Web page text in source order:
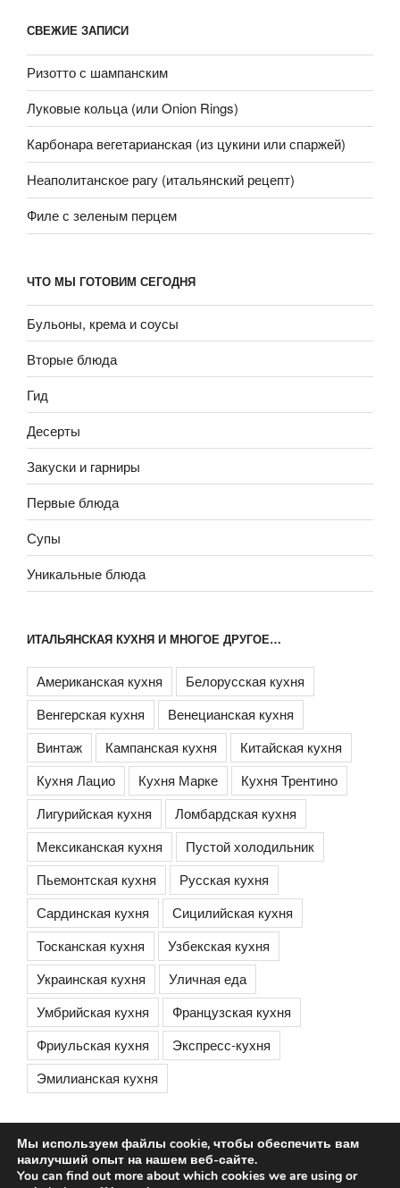
СВЕЖИЕ ЗАПИСИ
Ризотто с шампанским
Луковые кольца (или Onion Rings)
Карбонара вегетарианская (из цукини или спаржей)
Неаполитанское рагу (итальянский рецепт)
Филе с зеленым перцем
ЧТО МЫ ГОТОВИМ СЕГОДНЯ
Бульоны, крема и соусы
Вторые блюда
Гид
Десерты
Закуски и гарниры
Первые блюда
Супы
Уникальные блюда
ИТАЛЬЯНСКАЯ КУХНЯ И МНОГОЕ ДРУГОЕ…
Американская кухня
Белорусская кухня
Венгерская кухня
Венецианская кухня
Винтаж
Кампанская кухня
Китайская кухня
Кухня Лацио
Кухня Марке
Кухня Трентино
Лигурийская кухня
Ломбардская кухня
Мексиканская кухня
Пустой холодильник
Пьемонтская кухня
Русская кухня
Сардинская кухня
Сицилийская кухня
Тосканская кухня
Узбекская кухня
Украинская кухня
Уличная еда
Умбрийская кухня
Французская кухня
Фриульская кухня
Экспресс-кухня
Эмилианская кухня
Мы используем файлы cookie, чтобы обеспечить вам
наилучший опыт на нашем веб-сайте.
You can find out more about which cookies we are using or